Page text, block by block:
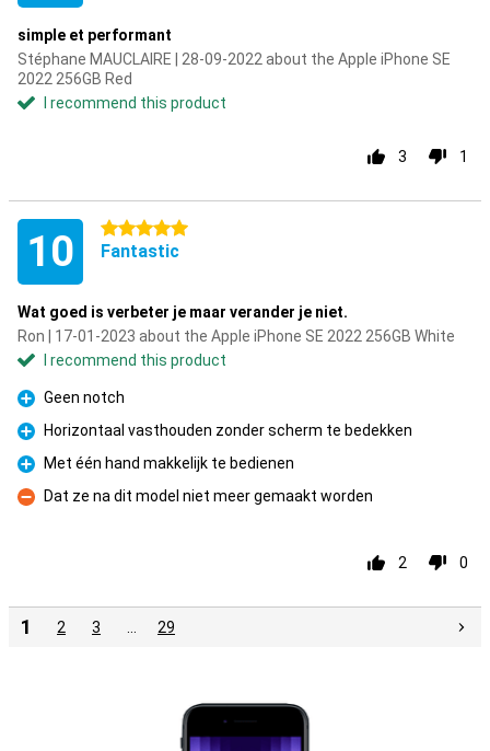
simple et performant
Stéphane MAUCLAIRE | 28-09-2022 about the Apple iPhone SE
2022 256GB Red
I recommend this product
3 1
10 5 stars
Fantastic
Wat goed is verbeter je maar verander je niet.
Ron | 17-01-2023 about the Apple iPhone SE 2022 256GB White
I recommend this product
Pro
Geen notch
Pro
Horizontaal vasthouden zonder scherm te bedekken
Pro
Met één hand makkelijk te bedienen
Con
Dat ze na dit model niet meer gemaakt worden
2 0
1 2 3 29